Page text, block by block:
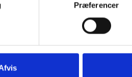
Præferencer
mikroovn eller ovn